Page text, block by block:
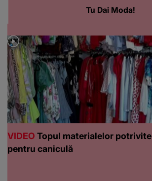
Tu Dai Moda!
VIDEO Topul materialelor potrivite
pentru caniculă